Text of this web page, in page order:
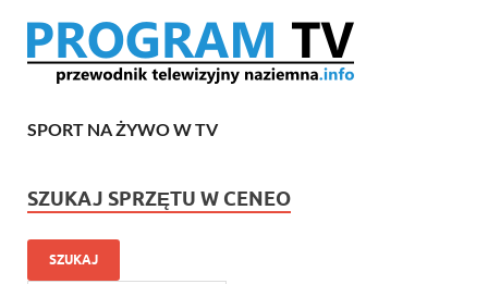
SPORT NA ŻYWO W TV
SZUKAJ SPRZĘTU W CENEO
SZUKAJ